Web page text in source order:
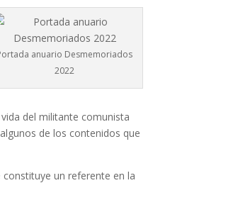
anuario Desmemoriados
2022
del militante comunista
de los contenidos que
un referente en la